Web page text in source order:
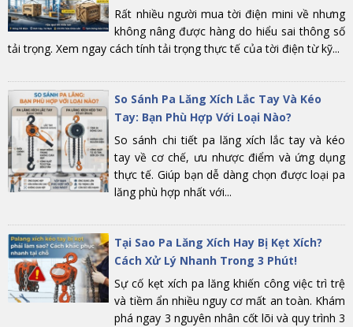
Rất nhiều người mua tời điện mini về nhưng
không nâng được hàng do hiểu sai thông số
tải trọng. Xem ngay cách tính tải trọng thực tế của tời điện từ kỹ...
So Sánh Pa Lăng Xích Lắc Tay Và Kéo
Tay: Bạn Phù Hợp Với Loại Nào?
So sánh chi tiết pa lăng xích lắc tay và kéo
tay về cơ chế, ưu nhược điểm và ứng dụng
thực tế. Giúp bạn dễ dàng chọn được loại pa
lăng phù hợp nhất với...
Tại Sao Pa Lăng Xích Hay Bị Kẹt Xích?
Cách Xử Lý Nhanh Trong 3 Phút!
Sự cố kẹt xích pa lăng khiến công việc trì trệ
và tiềm ẩn nhiều nguy cơ mất an toàn. Khám
phá ngay 3 nguyên nhân cốt lõi và quy trình 3